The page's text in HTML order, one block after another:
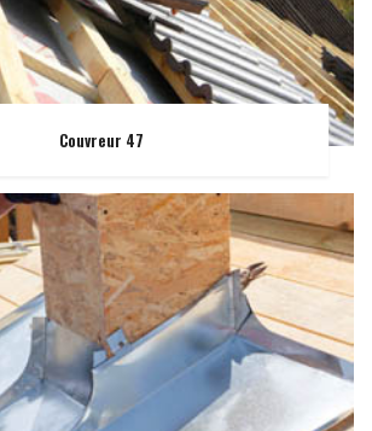
Couvreur 47